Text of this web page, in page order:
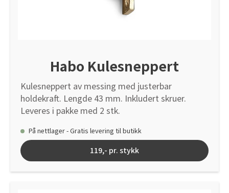
Habo Kulesneppert
Kulesneppert av messing med justerbar
holdekraft. Lengde 43 mm. Inkludert skruer.
Leveres i pakke med 2 stk.
På nettlager - Gratis levering til butikk
119,- pr. stykk